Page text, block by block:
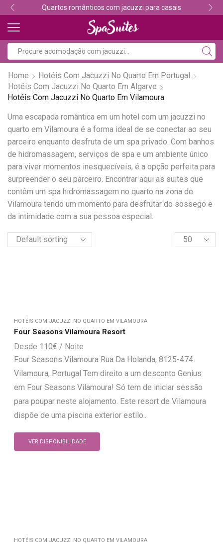
Quartos românticos com jacuzzi para casais
Home
Hotéis Com Jacuzzi No Quarto Em Portugal
Hotéis Com Jacuzzi No Quarto Em Algarve
Hotéis Com Jacuzzi No Quarto Em Vilamoura
Uma escapada romântica em um hotel com um jacuzzi no
quarto em Vilamoura é a forma ideal de se conectar ao seu
parceiro enquanto desfruta de um spa privado. Com banhos
de hidromassagem, serviços de spa e um ambiente único
para viver momentos inesquecíveis, é a opção perfeita para
surpreender o seu parceiro. Encontrar aqui as suites que
contêm um spa hidromassagem no quarto na zona de
Vilamoura tendo um momento para desfrutar do sossego e
da intimidade com a sua pessoa especial.
HOTÉIS COM JACUZZI NO QUARTO EM VILAMOURA
Four Seasons Vilamoura Resort
110€
Four Seasons Vilamoura Rua Da Holanda, 8125-474
Vilamoura, Portugal Tem direito a um desconto Genius
em Four Seasons Vilamoura! Só tem de iniciar sessão
para poupar neste alojamento. Este resort de Vilamoura
dispõe de uma piscina exterior estilo...
VER DISPONIBILIDADE
HOTÉIS COM JACUZZI NO QUARTO EM VILAMOURA